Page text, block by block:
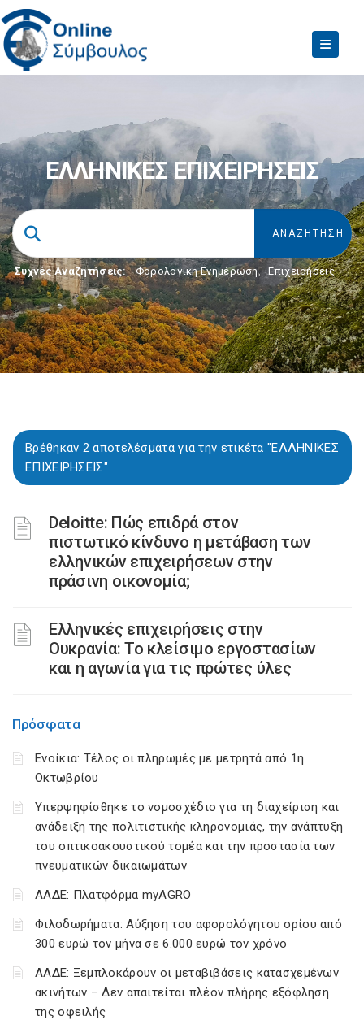
ΕΛΛΗΝΙΚΕΣ ΕΠΙΧΕΙΡΗΣΕΙΣ
Συχνές Αναζητήσεις: Φορολογικη Ενημέρωση, Επιχειρήσεις
Βρέθηκαν 2 αποτελέσματα για την ετικέτα "ΕΛΛΗΝΙΚΕΣ
ΕΠΙΧΕΙΡΗΣΕΙΣ"
Deloitte: Πώς επιδρά στον
πιστωτικό κίνδυνο η μετάβαση των
ελληνικών επιχειρήσεων στην
πράσινη οικονομία;
Ελληνικές επιχειρήσεις στην
Ουκρανία: Το κλείσιμο εργοστασίων
και η αγωνία για τις πρώτες ύλες
Πρόσφατα
Ενοίκια: Τέλος οι πληρωμές με μετρητά από 1η
Οκτωβρίου
Υπερψηφίσθηκε το νομοσχέδιο για τη διαχείριση και
ανάδειξη της πολιτιστικής κληρονομιάς, την ανάπτυξη
του οπτικοακουστικού τομέα και την προστασία των
πνευματικών δικαιωμάτων
ΑΑΔΕ: Πλατφόρμα myAGRO
Φιλοδωρήματα: Αύξηση του αφορολόγητου ορίου από
300 ευρώ τον μήνα σε 6.000 ευρώ τον χρόνο
ΑΑΔΕ: Ξεμπλοκάρουν οι μεταβιβάσεις κατασχεμένων
ακινήτων – Δεν απαιτείται πλέον πλήρης εξόφληση
της οφειλής